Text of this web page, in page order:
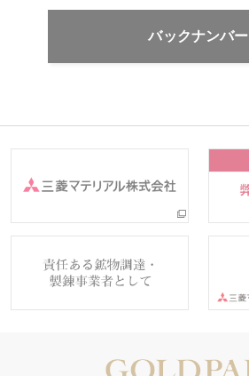
バックナンバー